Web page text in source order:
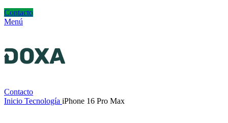
Contacto
Menú
Contacto
Inicio Tecnología iPhone 16 Pro Max